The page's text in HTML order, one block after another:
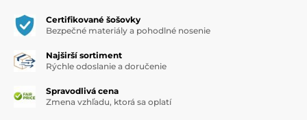
Certifikované šošovky
Bezpečné materiály a pohodlné nosenie
Najširší sortiment
Rýchle odoslanie a doručenie
Spravodlivá cena
Zmena vzhľadu, ktorá sa oplatí